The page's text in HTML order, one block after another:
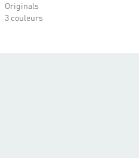
Originals
3 couleurs